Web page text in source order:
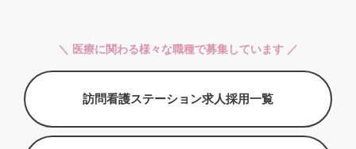
＼ 医療に関わる様々な職種で募集しています ／
訪問看護ステーション求人採用一覧